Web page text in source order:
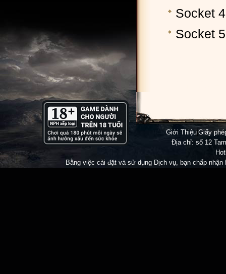
Socket
Socket
Giới Thiệu| Giấy
Địa chỉ: số 12
Bằng việc cài đặt và sử dụng Dịch vụ, bạn chấp nhận